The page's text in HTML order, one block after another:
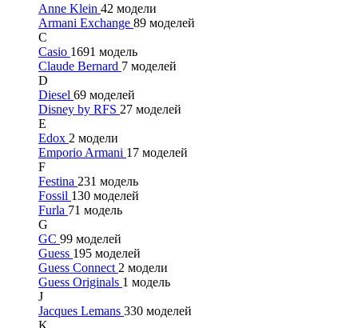
Anne Klein 42 модели
Armani Exchange 89 моделей
C
Casio 1691 модель
Claude Bernard 7 моделей
D
Diesel 69 моделей
Disney by RFS 27 моделей
E
Edox 2 модели
Emporio Armani 17 моделей
F
Festina 231 модель
Fossil 130 моделей
Furla 71 модель
G
GC 99 моделей
Guess 195 моделей
Guess Connect 2 модели
Guess Originals 1 модель
J
Jacques Lemans 330 моделей
K